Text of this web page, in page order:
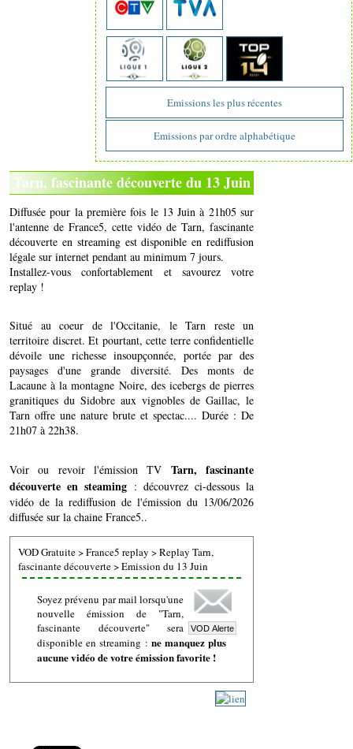
Emissions les plus récentes
Emissions par ordre alphabétique
Tarn, fascinante découverte du 13 Juin
Diffusée pour la première fois le 13 Juin à 21h05 sur
l'antenne de France5, cette vidéo de Tarn, fascinante
découverte en streaming est disponible en rediffusion
légale sur internet pendant au minimum 7 jours.
Installez-vous confortablement et savourez votre
replay !
Situé au coeur de l'Occitanie, le Tarn reste un
territoire discret. Et pourtant, cette terre confidentielle
dévoile une richesse insoupçonnée, portée par des
paysages d'une grande diversité. Des monts de
Lacaune à la montagne Noire, des icebergs de pierres
granitiques du Sidobre aux vignobles de Gaillac, le
Tarn offre une nature brute et spectac.... Durée : De
21h07 à 22h38.
Voir ou revoir l'émission TV Tarn, fascinante
découverte en steaming : découvrez ci-dessous la
vidéo de la rediffusion de l'émission du 13/06/2026
diffusée sur la chaine France5..
VOD Gratuite>France5 replay >Replay Tarn,
fascinante découverte>Emission du 13 Juin
Soyez prévenu par mail lorsqu'une
nouvelle émission de "Tarn,
fascinante découverte" sera
disponible en streaming : ne manquez plus
aucune vidéo de votre émission favorite !